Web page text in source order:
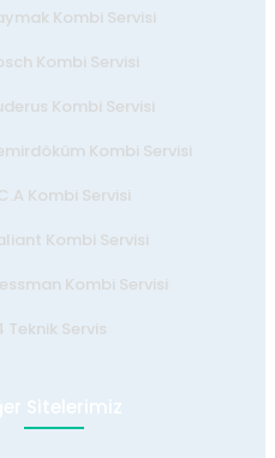
Kombi Servisi
Kombi Servisi
Kombi Servisi
Kombi Servisi
Kombi Servisi
Kombi Servisi
Kombi Servisi
Teknik Servis
Sitelerimiz